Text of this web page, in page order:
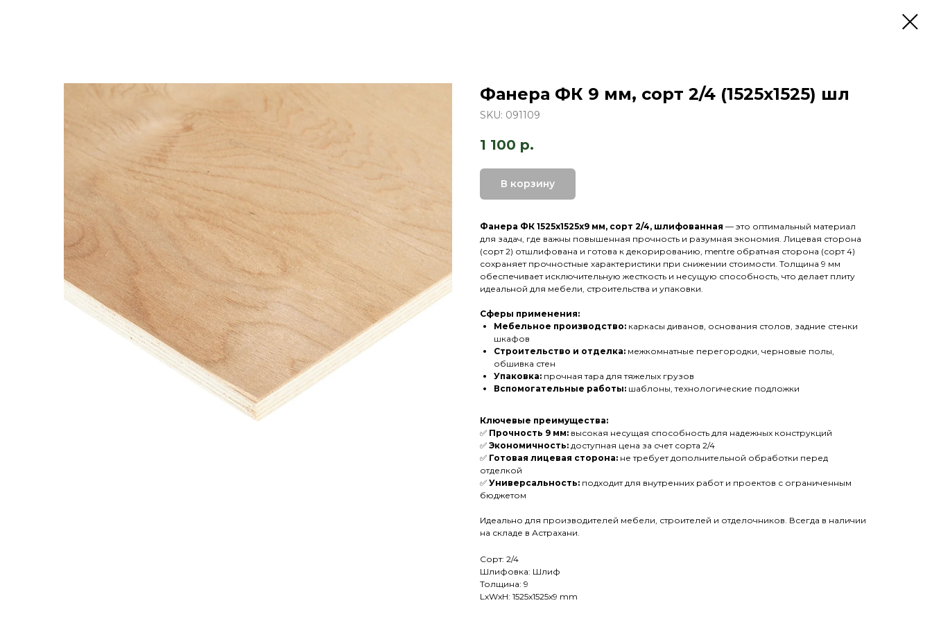
Фанера ФК 9 мм, сорт 2/4 (1525х1525) шл
SKU: 091109
1 100 р.
В корзину
Фанера ФК 1525х1525х9 мм, сорт 2/4, шлифованная — это оптимальный материал
для задач, где важны повышенная прочность и разумная экономия. Лицевая сторона
(сорт 2) отшлифована и готова к декорированию, mentre обратная сторона (сорт 4)
сохраняет прочностные характеристики при снижении стоимости. Толщина 9 мм
обеспечивает исключительную жесткость и несущую способность, что делает плиту
идеальной для мебели, строительства и упаковки.
Сферы применения:
Мебельное производство: каркасы диванов, основания столов, задние стенки
шкафов
Строительство и отделка: межкомнатные перегородки, черновые полы,
обшивка стен
Упаковка: прочная тара для тяжелых грузов
Вспомогательные работы: шаблоны, технологические подложки
Ключевые преимущества:
✅ Прочность 9 мм: высокая несущая способность для надежных конструкций
✅ Экономичность: доступная цена за счет сорта 2/4
✅ Готовая лицевая сторона: не требует дополнительной обработки перед
отделкой
✅ Универсальность: подходит для внутренних работ и проектов с ограниченным
бюджетом
Идеально для производителей мебели, строителей и отделочников. Всегда в наличии
на складе в Астрахани.
Сорт: 2/4
Шлифовка: Шлиф
Толщина: 9
LxWxH: 1525x1525x9 mm